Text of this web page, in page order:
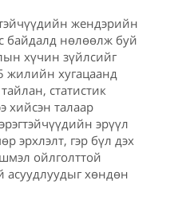
жендэрийн
байдалд нөлөөлж буй
хүчин зүйлсийг
жилийн хугацаанд
статистик
хийсэн талаар
эрүүл
эрхлэлт, гэр бүл дэх
ойлголттой
асуудлуудыг хөндөн